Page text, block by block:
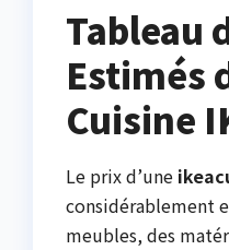
Tableau
Estimés
Cuisine
Le prix d’une
considérablement
meubles, des